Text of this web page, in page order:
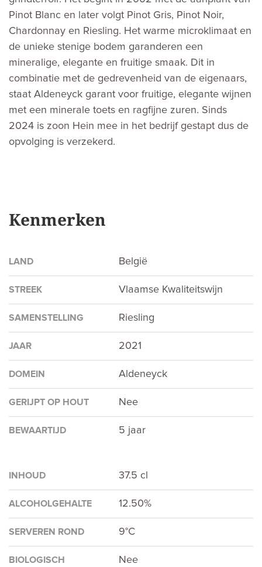
Pinot Blanc en later volgt Pinot Gris, Pinot Noir,
Chardonnay en Riesling. Het warme microklimaat en
de unieke stenige bodem garanderen een
mineralige, elegante en fruitige smaak. Dit in
combinatie met de gedrevenheid van de eigenaars,
staat Aldeneyck garant voor fruitige, elegante wijnen
met een minerale toets en ragfijne zuren. Sinds
2024 is zoon Hein mee in het bedrijf gestapt dus de
opvolging is verzekerd.
Kenmerken
LAND België
STREEK Vlaamse Kwaliteitswijn
SAMENSTELLING Riesling
JAAR 2021
DOMEIN Aldeneyck
GERIJPT OP HOUT Nee
BEWAARTIJD 5 jaar
INHOUD 37.5 cl
ALCOHOLGEHALTE 12.50%
SERVEREN ROND 9°C
BIOLOGISCH Nee